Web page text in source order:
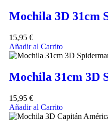
Mochila 3D 31cm
15,95 €
Añadir al Carrito
Mochila 31cm 3D
15,95 €
Añadir al Carrito